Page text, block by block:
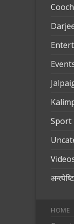
Sport
अन्त्येष्टि
HOME